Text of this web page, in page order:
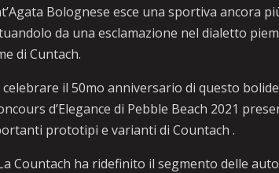
Bolognese esce una sportiva ancora
da una esclamazione nel dialetto
di Cuntach.
celebrare il 50mo anniversario di questo
d’Elegance di Pebble Beach 2021
prototipi e varianti di Countach .
Countach ha ridefinito il segmento delle